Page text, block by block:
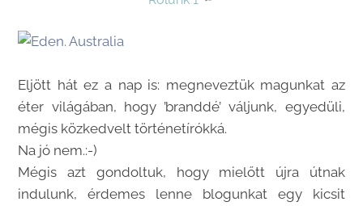
Eljött hát ez a nap is: megneveztük magunkat az
éter világában, hogy ’branddé’ váljunk, egyedüli,
mégis közkedvelt történetírókká.
Na jó nem.:-)
Mégis azt gondoltuk, hogy mielőtt újra útnak
indulunk, érdemes lenne blogunkat egy kicsit